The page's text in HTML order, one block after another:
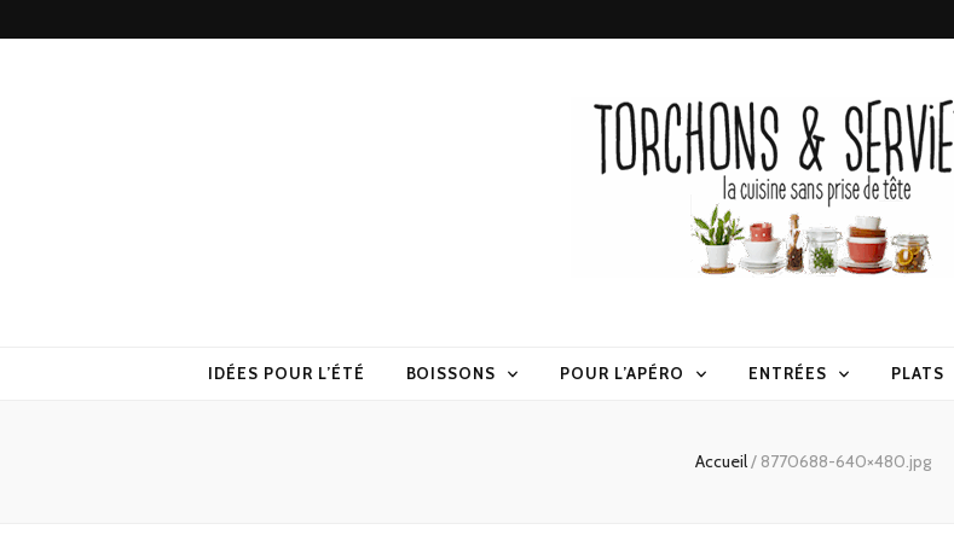
IDÉES POUR L’ÉTÉ BOISSONS POUR L’APÉRO ENTRÉES PLATS
Accueil/ 8770688-640×480.jpg